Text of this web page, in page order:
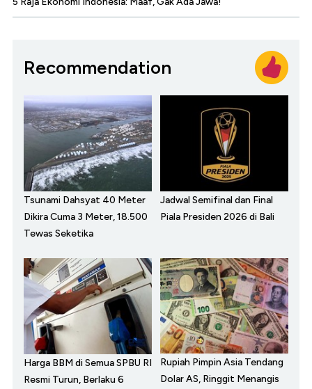
Recommendation
Tsunami Dahsyat 40 Meter
Dikira Cuma 3 Meter, 18.500
Tewas Seketika
Jadwal Semifinal dan Final
Piala Presiden 2026 di Bali
Harga BBM di Semua SPBU RI
Resmi Turun, Berlaku 6
Rupiah Pimpin Asia Tendang
Dolar AS, Ringgit Menangis